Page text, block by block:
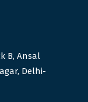
B, Ansal
Delhi-